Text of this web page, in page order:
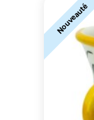
Nouveauté